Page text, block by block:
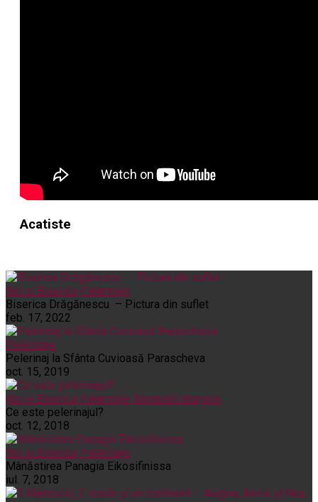
Acatiste
Noi și Biserica Pelerinaje
Biserica Drăgănescu – Pictura din suflet
feb. 17, 2022
Pelerinaje
Pelerinaj la Sfânta Cuvioasă Parascheva
oct. 15, 2019
Noi și Biserica Pelerinaje Rânduieli liturgice
Ce este pelerinajul?
oct. 12, 2018
Noi și Biserica Pelerinaje
Mânăstirea Panagia Eikosifinissa
iul. 7, 2018